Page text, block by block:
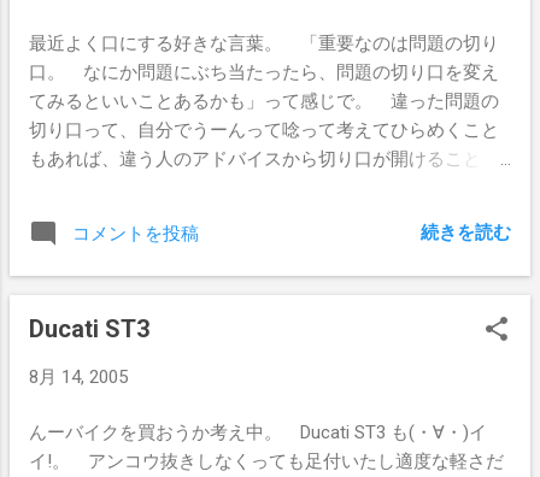
最近よく口にする好きな言葉。 「重要なのは問題の切り
口。 なにか問題にぶち当たったら、問題の切り口を変え
てみるといいことあるかも」って感じで。 違った問題の
切り口って、自分でうーんって唸って考えてひらめくこと
もあれば、違う人のアドバイスから切り口が開けること
ーンによるところが大きそうで。
コメントを投稿 続きを読む
Ducati ST3
8月 14, 2005
んーバイクを買おうか考え中。 Ducati ST3 も(・∀・)イ
イ!。 アンコウ抜きしなくっても足付いたし適度な軽さだ